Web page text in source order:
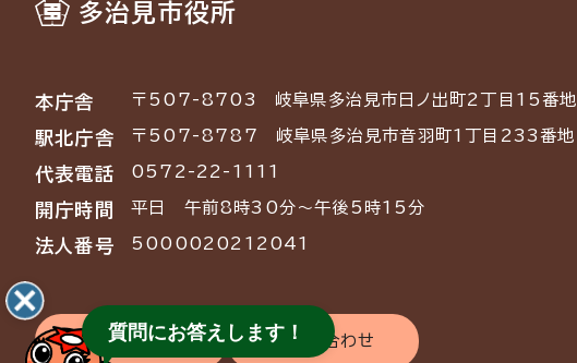
多治見市役所
本庁舎 〒507-8703 岐阜県多治見市日ノ出町2丁目15番地
駅北庁舎 〒507-8787 岐阜県多治見市音羽町1丁目233番地
代表電話 0572-22-1111
開庁時間 平日 午前8時30分～午後5時15分
法人番号 5000020212041
交通アクセス お問い合わせ
質問にお答えします！